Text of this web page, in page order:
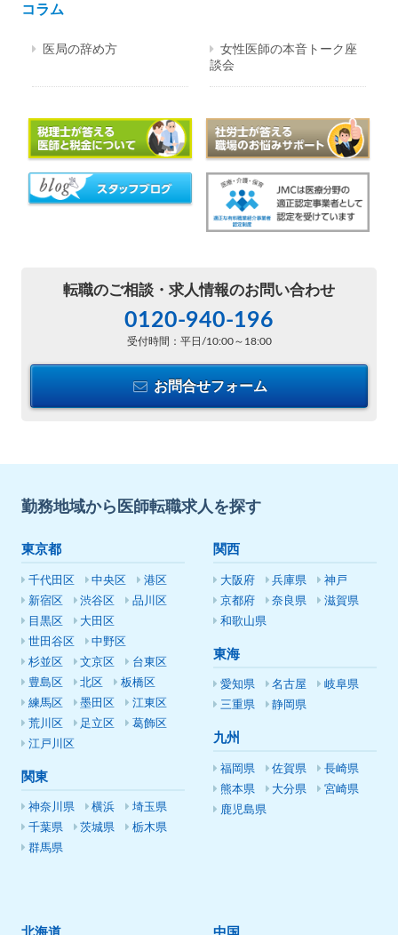
コラム
医局の辞め方
女性医師の本音トーク座
談会
転職のご相談・ 求人情報のお問い合わせ
0120-940-196
受付時間：平日/10:00～18:00
お問合せフォーム
勤務地域から医師転職求人を探す
東京都
千代田区 中央区
港区
新宿区
渋谷区
品川区
目黒区
大田区
世田谷区
中野区
杉並区
文京区
台東区
豊島区
北区
板橋区
練馬区
墨田区
江東区
荒川区
足立区
葛飾区
江戸川区
関東
神奈川県 横浜
埼玉県
千葉県
茨城県
栃木県
群馬県
関西
大阪府 兵庫県
神戸
京都府
奈良県
滋賀県
和歌山県
東海
愛知県 名古屋
岐阜県
三重県
静岡県
九州
福岡県 佐賀県
長崎県
熊本県
大分県
宮崎県
鹿児島県